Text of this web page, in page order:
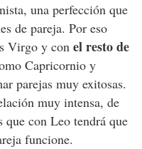
una perfección que
de pareja. Por eso
Virgo y con el resto de
Capricornio y
parejas muy exitosas.
muy intensa, de
que con Leo tendrá que
funcione.